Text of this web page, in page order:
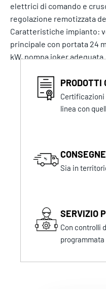
elettrici di comando e
regolazione remotizzata
Caratteristiche impianto:
principale con portata 24
kW, pompa joker adeguata.
PRODOTTI
Certificazioni
linea con
Sia in
SERVIZIO
Con controlli